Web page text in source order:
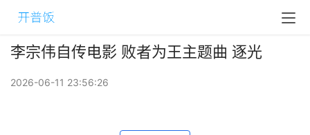
李宗伟自传电影 败者为王主题曲 逐光
2026-06-11 23:56:26